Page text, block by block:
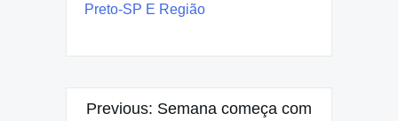
Preto-SP E Região
Post
Previous: Semana começa com